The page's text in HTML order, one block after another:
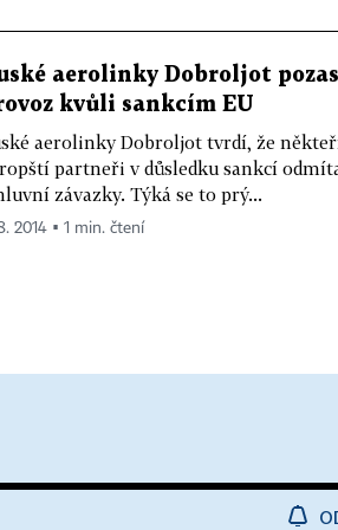
aerolinky Dobroljot
kvůli sankcím EU
aerolinky Dobroljot tvrdí, že
partneři v důsledku sankcí
závazky. Týká se to prý...
2014 ▪ 1 min. čtení